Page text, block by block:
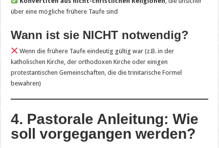
über eine mögliche frühere Taufe sind
Wann ist sie NICHT notwendig?
Wenn die frühere Taufe eindeutig gültig war (z.B. in der
katholischen Kirche, der orthodoxen Kirche oder einigen
protestantischen Gemeinschaften, die die trinitarische Formel
bewahren)
4. Pastorale Anleitung: Wie
soll vorgegangen werden?